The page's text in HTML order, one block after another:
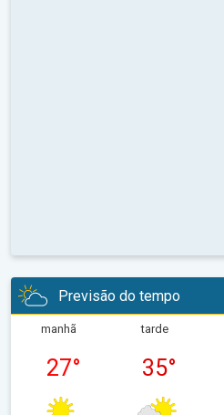
Previsão do tempo
manhã
27°
tarde
35°